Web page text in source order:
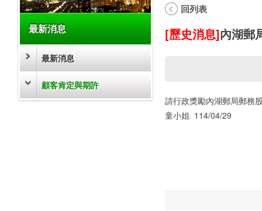
最新消息
最新消息
顧客肯定與期許
回列表
[歷史消息]內湖郵
請行政獎勵內湖郵局郵務
童小姐 114/04/29